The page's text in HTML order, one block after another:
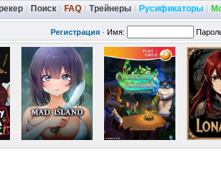
Поиск FAQ Трейнеры Русификаторы
Регистрация · Имя: